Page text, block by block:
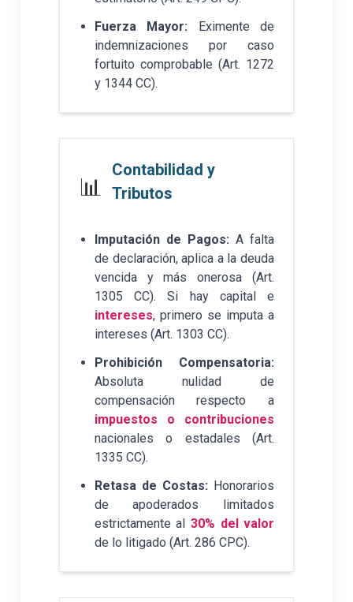
Fuerza Mayor: Eximente de
indemnizaciones por caso
fortuito comprobable (Art. 1272
y 1344 CC).
📊
Contabilidad y
Tributos
Imputación de Pagos: A falta
de declaración, aplica a la deuda
vencida y más onerosa (Art.
1305 CC). Si hay capital e
intereses, primero se imputa a
intereses (Art. 1303 CC).
Prohibición Compensatoria:
Absoluta nulidad de
compensación respecto a
impuestos o contribuciones
nacionales o estadales (Art.
1335 CC).
Retasa de Costas: Honorarios
de apoderados limitados
estrictamente al 30% del valor
de lo litigado (Art. 286 CPC).